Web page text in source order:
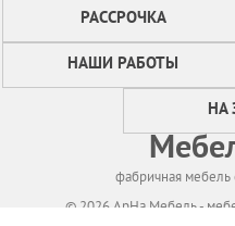
РАССРОЧКА
НАШИ РАБОТЫ
НА
фабричная мебель
© 2026 АрНа Мебель -